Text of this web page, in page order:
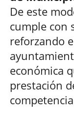
De este
cumple con
reforzando
económica
prestación